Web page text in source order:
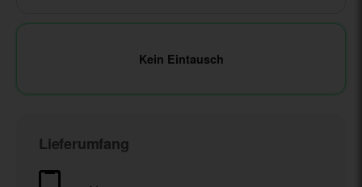
Kein Eintausch
Lieferumfang